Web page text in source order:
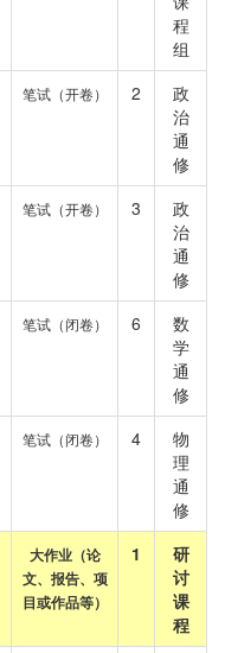
程
组
笔试（开卷） 2
政
治
通
修
笔试（开卷） 3
政
治
通
修
笔试（闭卷） 6
数
学
通
修
笔试（闭卷） 4
物
理
通
修
大作业（论
文、报告、项
目或作品等）
1
研
讨
课
程